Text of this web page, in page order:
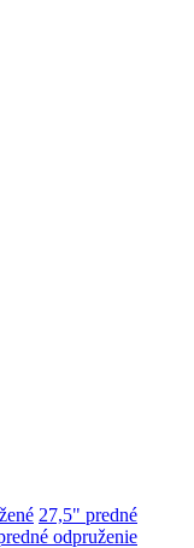
27,5" predné
odpruženie